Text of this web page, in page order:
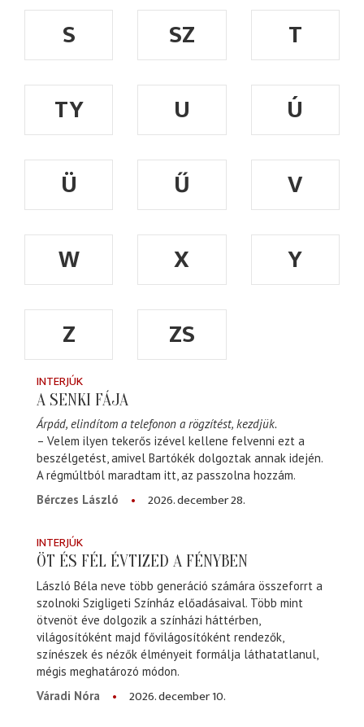
S SZ
T
TY
U
Ú
Ü
Ű
V
W
X
Y
Z
ZS
INTERJÚK
A SENKI FÁJA
Árpád, elindítom a telefonon a rögzítést, kezdjük.
– Velem ilyen tekerős izével kellene felvenni ezt a
beszélgetést, amivel Bartókék dolgoztak annak idején.
A régmúltból maradtam itt, az passzolna hozzám.
Bérczes László
2026. december 28.
INTERJÚK
ÖT ÉS FÉL ÉVTIZED A FÉNYBEN
László Béla neve több generáció számára összeforrt a
szolnoki Szigligeti Színház előadásaival. Több mint
ötvenöt éve dolgozik a színházi háttérben,
világosítóként majd fővilágosítóként rendezők,
színészek és nézők élményeit formálja láthatatlanul,
mégis meghatározó módon.
Váradi Nóra
2026. december 10.